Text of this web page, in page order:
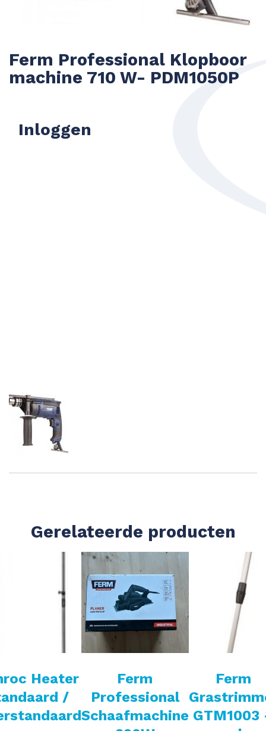
Ferm Professional Klopboor
machine 710 W- PDM1050P
Inloggen
Gerelateerde producten
Heater
/
Ferm
Professional
Schaafmachine
Ferm
GTM1003